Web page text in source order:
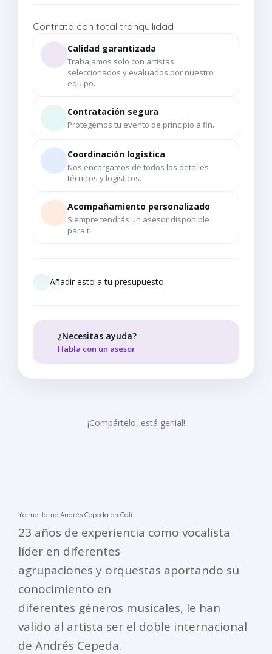
Contrata con total tranquilidad
Calidad garantizada
Trabajamos solo con artistas
seleccionados y evaluados por nuestro
equipo.
Contratación segura
Protegemos tu evento de principio a fin.
Coordinación logística
Nos encargamos de todos los detalles
técnicos y logísticos.
Acompañamiento personalizado
Siempre tendrás un asesor disponible
para ti.
Añadir esto a tu presupuesto
¿Necesitas ayuda?
Habla con un asesor
¡Compártelo, está genial!
Yo me llamo Andrés Cepeda en Cali
23 años de experiencia como vocalista
líder en diferentes
agrupaciones y orquestas aportando su
conocimiento en
diferentes géneros musicales, le han
valido al artista ser el doble internacional
de Andrés Cepeda.